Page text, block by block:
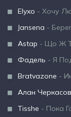
Elyxo - Хочу
Jansena -
Astap - Що Ж
Фадель - Я
Bratvazone -
Алан Черкасов
Tisshe - Пока